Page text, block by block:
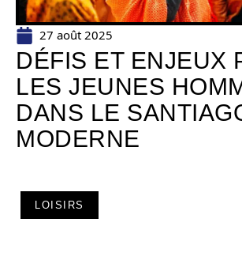
27 août 2025
DÉFIS ET ENJEUX
LES JEUNES
DANS LE
MODERNE
LOISIRS